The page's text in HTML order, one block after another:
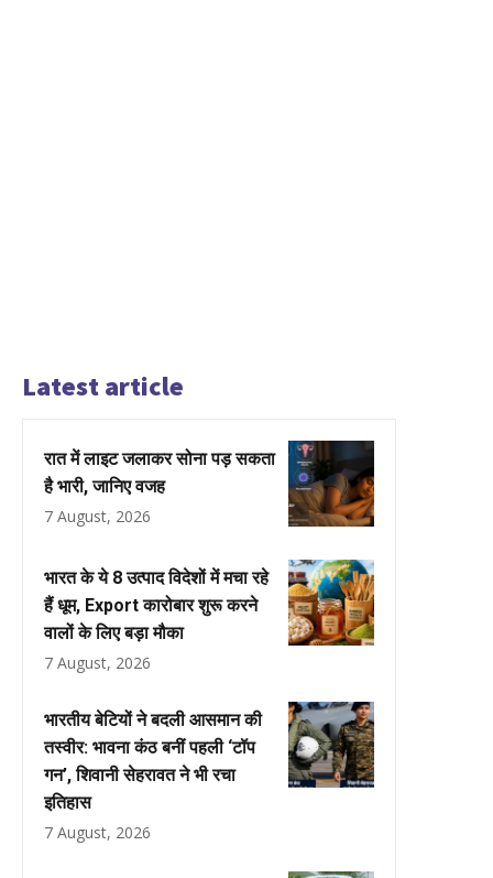
Latest article
रात में लाइट जलाकर सोना पड़ सकता
है भारी, जानिए वजह
7 August, 2026
भारत के ये 8 उत्पाद विदेशों में मचा रहे
हैं धूम, Export कारोबार शुरू करने
वालों के लिए बड़ा मौका
7 August, 2026
भारतीय बेटियों ने बदली आसमान की
तस्वीर: भावना कंठ बनीं पहली ‘टॉप
गन’, शिवानी सेहरावत ने भी रचा
इतिहास
7 August, 2026